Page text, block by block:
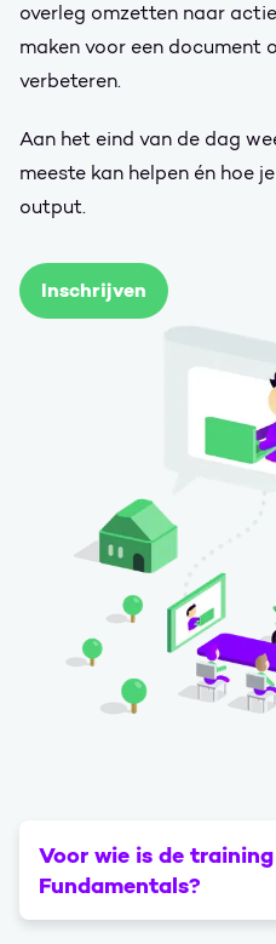
overleg omzetten naar
maken voor een document
verbeteren.
Aan het eind van de dag
meeste kan helpen én hoe
output.
Inschrijven
Voor wie is de
Fundamentals?